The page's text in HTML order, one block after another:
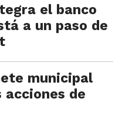
el banco
a un paso de
municipal
acciones de